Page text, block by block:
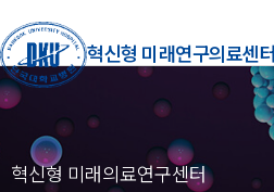
혁신형 미래연구의료센터